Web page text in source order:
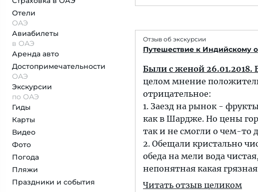
Отели
ОАЭ
Авиабилеты
в ОАЭ
Аренда авто
Достопримеча­тельности
ОАЭ
Экскурсии
по ОАЭ
Гиды
Карты
Видео
Фото
Погода
Пляжи
Праздники и события
Отзыв об экскурсии
Путешествие к Индийскому
Были с женой 26.01.2018.
целом мнение
отрицательное:
1. Заезд на рынок -
как в Шардже. Но цены
так и не смогли о чем-то
2. Обещали кристально
обеда на мели вода
непонятная какая
Читать отзыв целиком